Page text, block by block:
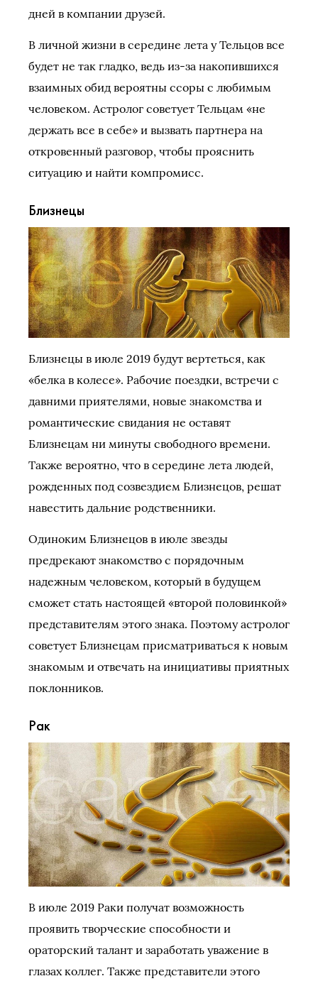
дней в компании друзей.
В личной жизни в середине лета у Тельцов все
будет не так гладко, ведь из-за накопившихся
взаимных обид вероятны ссоры с любимым
человеком. Астролог советует Тельцам «не
держать все в себе» и вызвать партнера на
откровенный разговор, чтобы прояснить
ситуацию и найти компромисс.
Близнецы
Близнецы в июле 2019 будут вертеться, как
«белка в колесе». Рабочие поездки, встречи с
давними приятелями, новые знакомства и
романтические свидания не оставят
Близнецам ни минуты свободного времени.
Также вероятно, что в середине лета людей,
рожденных под созвездием Близнецов, решат
навестить дальние родственники.
Одиноким Близнецов в июле звезды
предрекают знакомство с порядочным
надежным человеком, который в будущем
сможет стать настоящей «второй половинкой»
представителям этого знака. Поэтому астролог
советует Близнецам присматриваться к новым
знакомым и отвечать на инициативы приятных
поклонников.
Рак
В июле 2019 Раки получат возможность
проявить творческие способности и
ораторский талант и заработать уважение в
глазах коллег. Также представители этого